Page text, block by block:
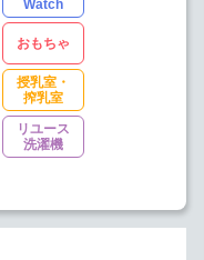
Watch
おもちゃ
授乳室・
搾乳室
リユース
洗濯機